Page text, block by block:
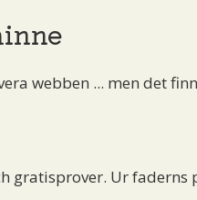
webben ... men det
gratisprover. Ur faderns